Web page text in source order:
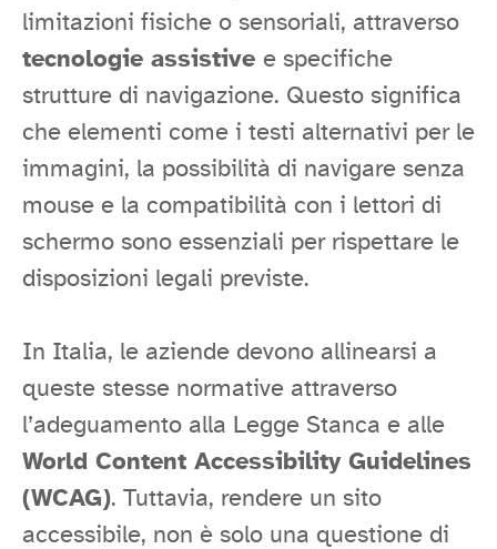
limitazioni fisiche o sensoriali, attraverso
tecnologie assistive e specifiche
strutture di navigazione. Questo significa
che elementi come i testi alternativi per le
immagini, la possibilità di navigare senza
mouse e la compatibilità con i lettori di
schermo sono essenziali per rispettare le
disposizioni legali previste.
In Italia, le aziende devono allinearsi a
queste stesse normative attraverso
l’adeguamento alla Legge Stanca e alle
World Content Accessibility Guidelines
(WCAG). Tuttavia, rendere un sito
accessibile, non è solo una questione di